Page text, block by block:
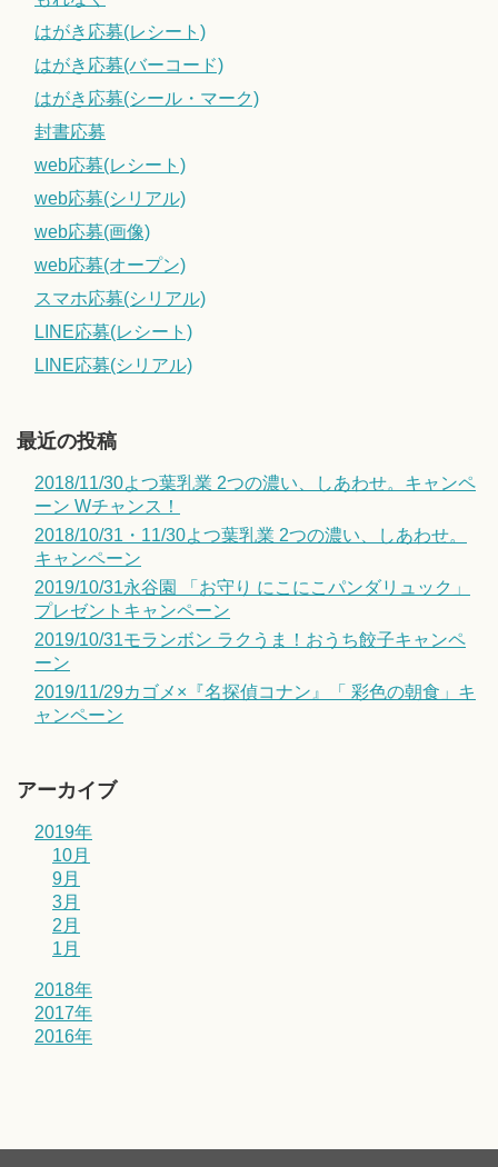
はがき応募(レシート)
はがき応募(バーコード)
はがき応募(シール・マーク)
封書応募
web応募(レシート)
web応募(シリアル)
web応募(画像)
web応募(オープン)
スマホ応募(シリアル)
LINE応募(レシート)
LINE応募(シリアル)
最近の投稿
2018/11/30よつ葉乳業 2つの濃い、しあわせ。キャンペ
ーン Wチャンス！
2018/10/31・11/30よつ葉乳業 2つの濃い、しあわせ。
キャンペーン
2019/10/31永谷園 「お守り にこにこパンダリュック」
プレゼントキャンペーン
2019/10/31モランボン ラクうま！おうち餃子キャンペ
ーン
2019/11/29カゴメ×『名探偵コナン』「 彩色の朝食」キ
ャンペーン
アーカイブ
2019年
10月
9月
3月
2月
1月
2018年
2017年
2016年